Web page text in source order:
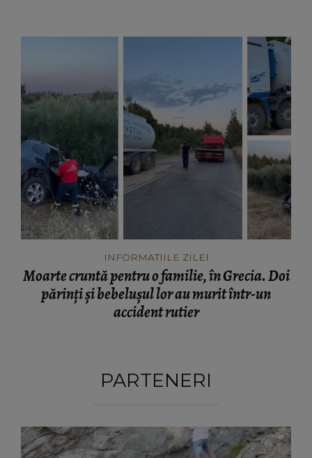
INFORMATIILE ZILEI
Moarte cruntă pentru o familie, în Grecia. Doi
părinți și bebelușul lor au murit într-un
accident rutier
PARTENERI